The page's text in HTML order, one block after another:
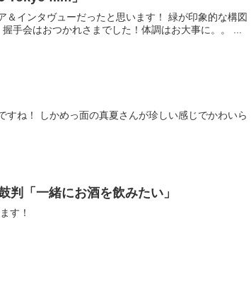
インタヴューだったと思います！ 緑が印象的な構図
手会はおつかれさまでした！体調はお大事に。。 ...
ね！ しかめっ面の真夏さんが珍しい感じでかわいら
判「一緒にお酒を飲みたい」
す！